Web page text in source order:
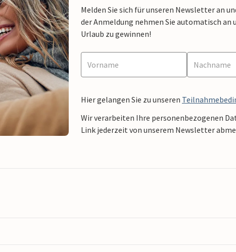
Melden Sie sich für unseren Newsletter an
der Anmeldung nehmen Sie automatisch an
Urlaub zu gewinnen!
Hier gelangen Sie zu unseren
Wir verarbeiten Ihre personenbezogenen
Link jederzeit von unserem Newsletter